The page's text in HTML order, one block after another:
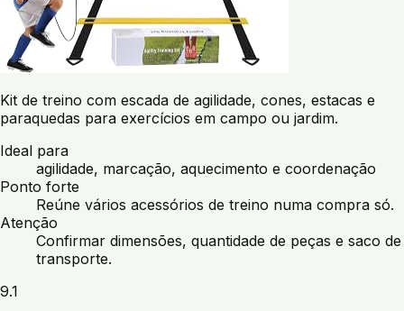
Kit de treino com escada de agilidade, cones, estacas e
paraquedas para exercícios em campo ou jardim.
Ideal para
agilidade, marcação, aquecimento e coordenação
Ponto forte
Reúne vários acessórios de treino numa compra só.
Atenção
Confirmar dimensões, quantidade de peças e saco de
transporte.
9.1